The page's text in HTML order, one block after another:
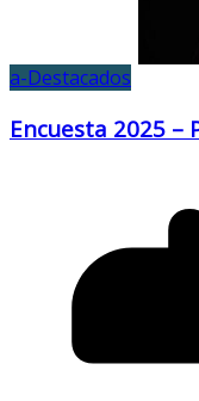
a-Destacados
Encuesta 2025